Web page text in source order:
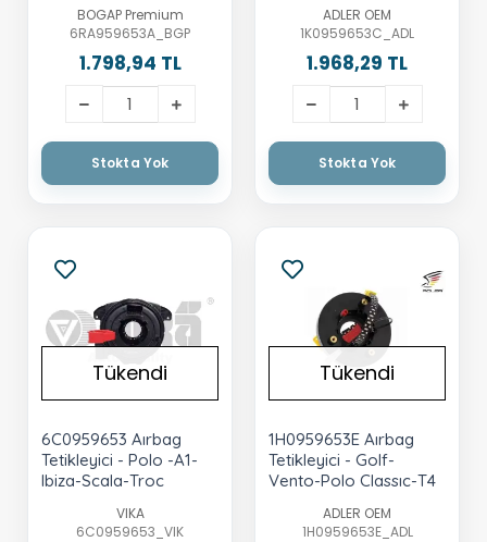
BOGAP Premium
6RA959653A_BGP
1.798,94 TL
Stokta Yok
Toledo-Octavia-
Superb-Yeti
ADLER OEM
1K0959653C_ADL
1.968,29 TL
Stokta Yok
Tükendi
6C0959653 Aırbag
Tetikleyici - Polo -A1-
Ibiza-Scala-Troc
VIKA
6C0959653_VIK
Tükendi
1H0959653E Aırbag
Tetikleyici - Golf-
Vento-Polo Classıc-T4
ADLER OEM
1H0959653E_ADL